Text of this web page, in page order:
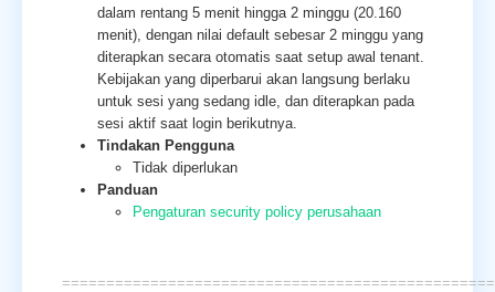
dalam rentang 5 menit hingga 2 minggu (20.160
menit), dengan nilai default sebesar 2 minggu yang
diterapkan secara otomatis saat setup awal tenant.
Kebijakan yang diperbarui akan langsung berlaku
untuk sesi yang sedang idle, dan diterapkan pada
sesi aktif saat login berikutnya.
Tindakan Pengguna
Tidak diperlukan
Panduan
Pengaturan security policy perusahaan